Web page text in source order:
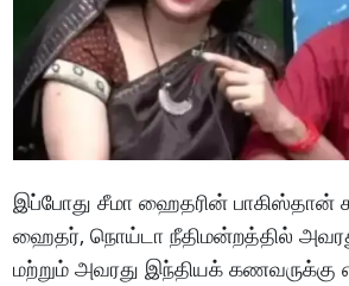
இப்போது சீமா ஹைதரின் பாகிஸ்தான்
ஹைதர், நொய்டா நீதிமன்றத்தில்
மற்றும் அவரது இந்தியக் கணவருக்கு